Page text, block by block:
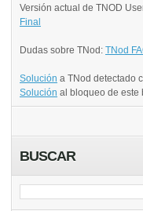
Versión actual de TNOD
Final
Dudas sobre TNod: TNod
Solución a TNod detectado
Solución al bloqueo de este
BUSCAR